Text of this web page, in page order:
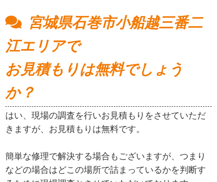
宮城県石巻市小船越三番二
江エリアで
お見積もりは無料でしょう
か？
はい、現場の調査を行いお見積もりをさせていただ
きますが、お見積もりは無料です。
簡単な修理で解決する場合もございますが、つまり
などの場合はどこの場所で詰まっているかを判断す